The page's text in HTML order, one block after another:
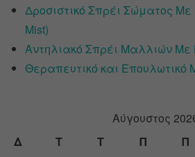
Δροσιστικό Σπρέι Σώματος Με
Mist)
Αντηλιακό Σπρέι Μαλλιών
Θεραπευτικό και Επουλωτικό
Αύγουστος
Δ
Τ Τ Π Π